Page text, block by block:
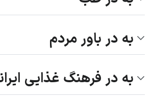
به در باور مردم
به در فرهنگ غذایی